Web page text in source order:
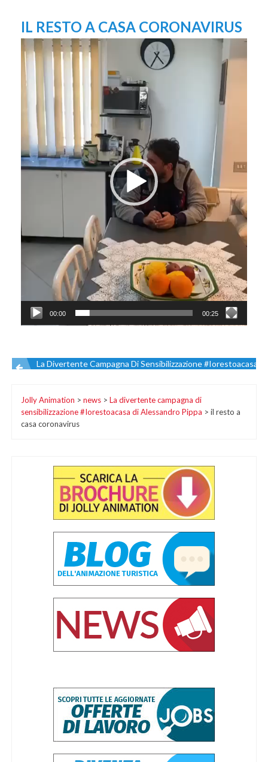
IL RESTO A CASA CORONAVIRUS
Video
Player
00:00 00:25
Navigazione
articoli
La Divertente Campagna Di Sensibilizzazione #Iorestoacasa
Jolly Animation > news > La divertente campagna di
sensibilizzazione #Iorestoacasa di Alessandro Pippa > il resto a
casa coronavirus